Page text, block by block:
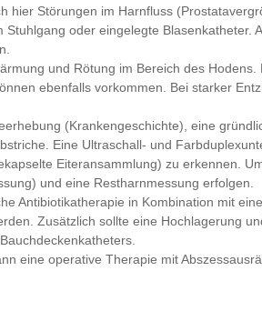
hier Störungen im Harnfluss
oder eingelegte Blasenkatheter.
und Rötung im Bereich des
ebenfalls vorkommen. Bei starker
(Krankengeschichte), eine
Eine Ultraschall- und
Eiteransammlung) zu erkennen.
und eine Restharnmessung erfolgen.
Antibiotikatherapie in Kombination mit
Zusätzlich sollte eine Hochlagerung
eine operative Therapie mit